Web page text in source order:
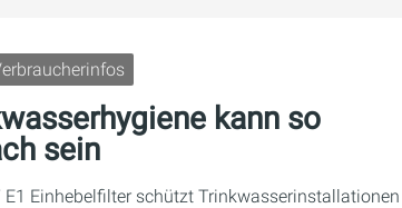
kann so
sein
E1 Einhebelfilter schützt Trinkwasserinstallationen